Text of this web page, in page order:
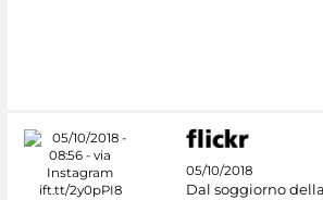
05/10/2018
Dal soggiorno